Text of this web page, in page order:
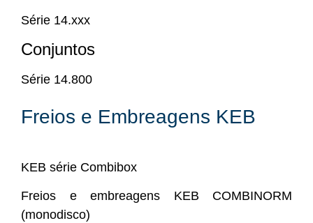
Série 14.xxx
Conjuntos
Série 14.800
Freios e Embreagens KEB
KEB série Combibox
Freios e embreagens KEB COMBINORM
(monodisco)